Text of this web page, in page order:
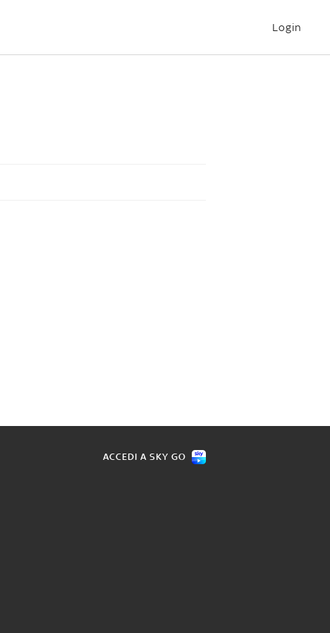
Login
ACCEDI A SKY GO